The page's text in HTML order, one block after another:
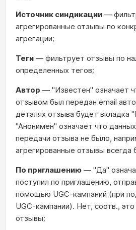
Источник синдикации —
агрегированные отзывы по
агрегации;
Теги — фильтрует отзывы по
определенных тегов;
Автор — "Известен" означает
отзывом был передан email
деталях отзыва будет вкладка
"Анонимен" означает что
передачи отзыва не было,
агрегированные отзывы всегда
По приглашению — "Да"
поступил по приглашению,
помощью UGC-кампаний (при
UGC-кампании). Нет, соотв.,
отзывы;